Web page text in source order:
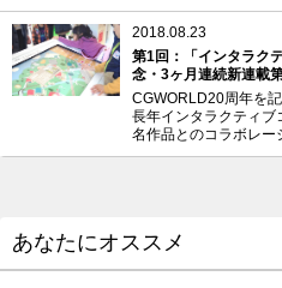
2018.08.23
第1回：「インタラク
念・3ヶ月連続新連載
CGWORLD20周年を
長年インタラクティブ
名作品とのコラボレー
あなたにオススメ